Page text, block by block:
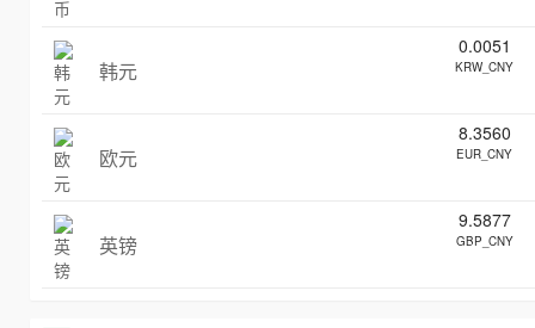
韩元
0.0051
KRW_CNY
欧元
8.3560
EUR_CNY
英镑
9.5877
GBP_CNY